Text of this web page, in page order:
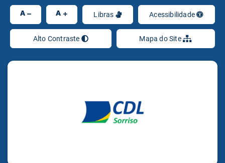
A A Libras Acessibilidade
Alto Contraste Mapa do Site